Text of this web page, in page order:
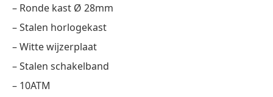
– Ronde kast Ø 28mm
– Stalen horlogekast
– Witte wijzerplaat
– Stalen schakelband
– 10ATM